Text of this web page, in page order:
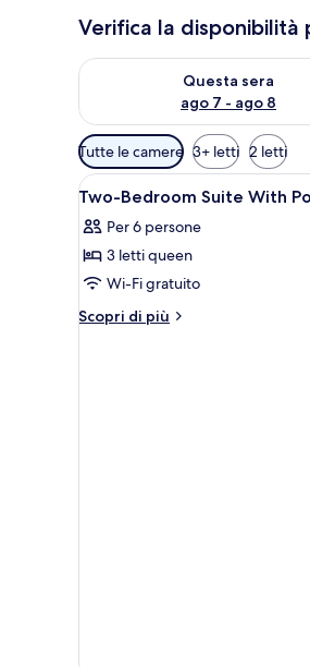
Verifica la
Questa sera
ago 7 - ago 8
Verifica la disponibilità per
Filtri
disponibili
per
camere
Tutte le camere 3+ letti 2 letti
Apri
tutte
le
foto
per
Two-
2
Two-Bedroom Suite With
Per 6 persone
3 letti queen
Wi-Fi gratuito
Scopri di più
Altri